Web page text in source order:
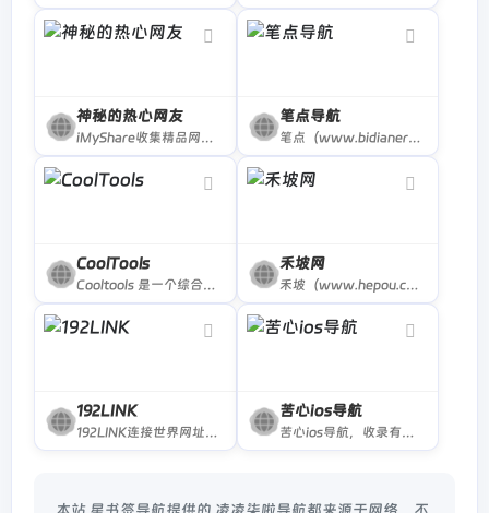
神秘的热心网友
iMyShare收集精品网络免费资源，包括资源网站、BT种子磁力搜索、网盘搜索、免费视频、免费音乐、免费电子书、实用软件、在线工具、有趣的网站、办公素材、免费漫画网站、免费动漫和各类资源，欢迎前来探索。
笔点导航
笔点（www.bidianer.com）是一个简洁的网址导航网站。你可以自定义上网常用网址、自定义你需要的工具模块。你还可以发现、收集、分享，Web开发、设计工作中的优质资源、干货。
CoolTools
Cooltools 是一个综合导航网站。这里面包含几百个热门的常用网站；还有专门的AI网站页面，包含了400+ AI工具；还有开发者常用网站集合；还有设计师常用网站集合。
禾坡网
禾坡（www.hepou.com）运营导航，精选运营人员常用的运营工具和网站导航大全，有电商运营、新媒体运营、app运营和网站内容运营等网址导航，对于想学习运营的可以从这里开始了解更多关于运营的知识。
192LINK
192LINK连接世界网址导航，一切为了连接世界，为了连接世界的一切！
苦心ios导航
苦心ios导航，收录有关ios的一切资源，分享有关ios的一切，各种ios内购破解，ios源,ios付费软件免费下载，还有各种ios技巧，果粉，都值得进来一看！